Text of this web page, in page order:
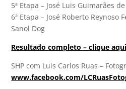
5ª Etapa – José Luis Guimarães
6ª Etapa – José Roberto Reynoso
Sanol Dog
Resultado completo – clique
SHP com Luis Carlos Ruas –
www.facebook.com/